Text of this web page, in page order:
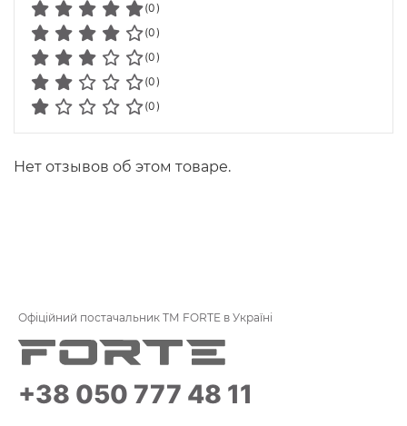
(0)
(0)
(0)
(0)
(0)
Нет отзывов об этом товаре.
Офіційний постачальник ТМ FORTE в Україні
+38 050 777 48 11